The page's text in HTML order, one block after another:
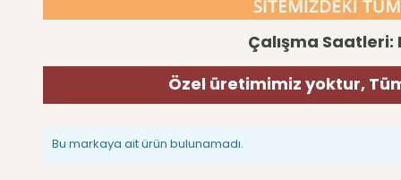
Çalışma
Özel üretimimiz yoktur,
Bu markaya ait ürün bulunamadı.